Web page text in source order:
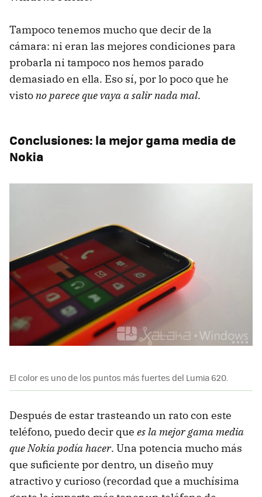
Tampoco tenemos mucho que decir de la
cámara: ni eran las mejores condiciones para
probarla ni tampoco nos hemos parado
demasiado en ella. Eso sí, por lo poco que he
vistono parece que vaya a salir nada mal.
Conclusiones: la mejor gama media de
Nokia
El color es uno de los puntos más fuertes del Lumia 620.
Después de estar trasteando un rato con este
teléfono, puedo decir que es la mejor gama media
que Nokia podía hacer. Una potencia mucho más
que suficiente por dentro, un diseño muy
atractivo y curioso (recordad que a muchísima